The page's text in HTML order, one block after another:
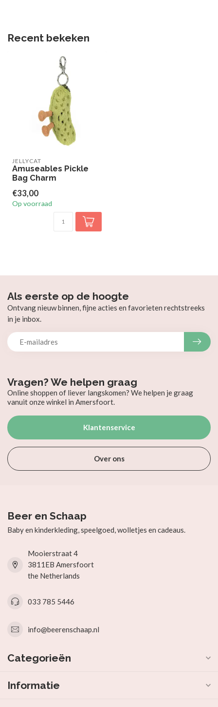
Recent bekeken
JELLYCAT
Amuseables Pickle
Bag Charm
€33,00
Op voorraad
Vragen? We helpen graag
Online shoppen of liever langskomen? We helpen je graag
vanuit onze winkel in Amersfoort.
Klantenservice
Over ons
Als eerste op de hoogte
Ontvang nieuw binnen, fijne acties en favorieten rechtstreeks
in je inbox.
Beer en Schaap
Baby en kinderkleding, speelgoed, wolletjes en cadeaus.
Mooierstraat 4
3811EB Amersfoort
the Netherlands
033 785 5446
info@beerenschaap.nl
Categorieën
Informatie